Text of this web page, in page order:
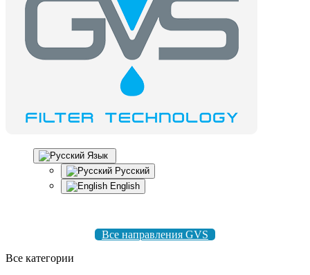
Язык
Русский
English
Все направления GVS
Все категории